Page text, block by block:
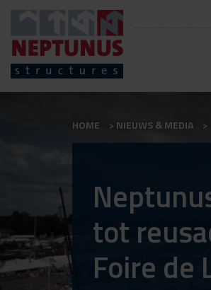
HOME NIEUWS & MEDIA
tot
Foire de